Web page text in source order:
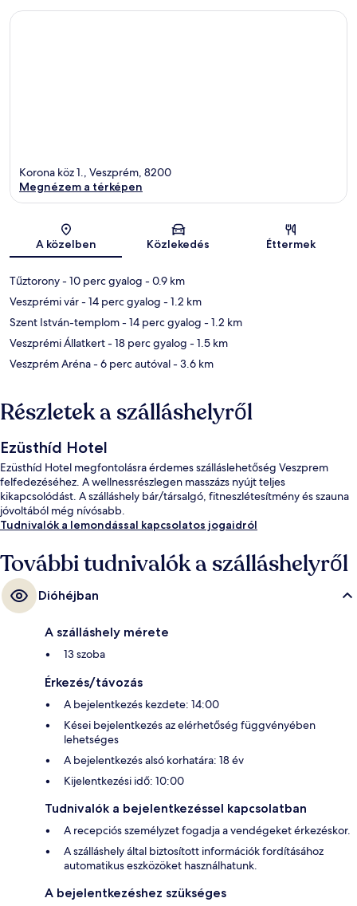
Térkép
Korona köz 1., Veszprém, 8200
Megnézem a térképen
A közelben Közlekedés Éttermek
Tűztorony- 10 perc gyalog - 0.9 km
Veszprémi vár- 14 perc gyalog - 1.2 km
Szent István-templom- 14 perc gyalog - 1.2 km
Veszprémi Állatkert- 18 perc gyalog - 1.5 km
Veszprém Aréna- 6 perc autóval- 3.6 km
Részletek a szálláshelyről
Ezüsthíd Hotel
Ezüsthíd Hotel megfontolásra érdemes szálláslehetőség Veszprem
felfedezéséhez. A wellnessrészlegen masszázs nyújt teljes
kikapcsolódást. A szálláshely bár/társalgó, fitneszlétesítmény és szauna
jóvoltából még nívósabb.
Tudnivalók a lemondással kapcsolatos jogaidról
További tudnivalók a szálláshelyről
Dióhéjban
A szálláshely mérete
13 szoba
Érkezés/távozás
A bejelentkezés kezdete: 14:00
Kései bejelentkezés az elérhetőség függvényében
lehetséges
A bejelentkezés alsó korhatára: 18 év
Kijelentkezési idő: 10:00
Tudnivalók a bejelentkezéssel kapcsolatban
A recepciós személyzet fogadja a vendégeket érkezéskor.
A szálláshely által biztosított információk fordításához
automatikus eszközöket használhatunk.
A bejelentkezéshez szükséges